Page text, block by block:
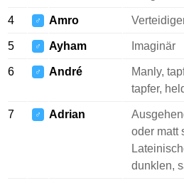
4 ♂ Amro
5 ♂ Ayham Imaginär
6 ♂ André
Manly,
tapfer,
7 ♂ Adrian
oder matt
dunklen,